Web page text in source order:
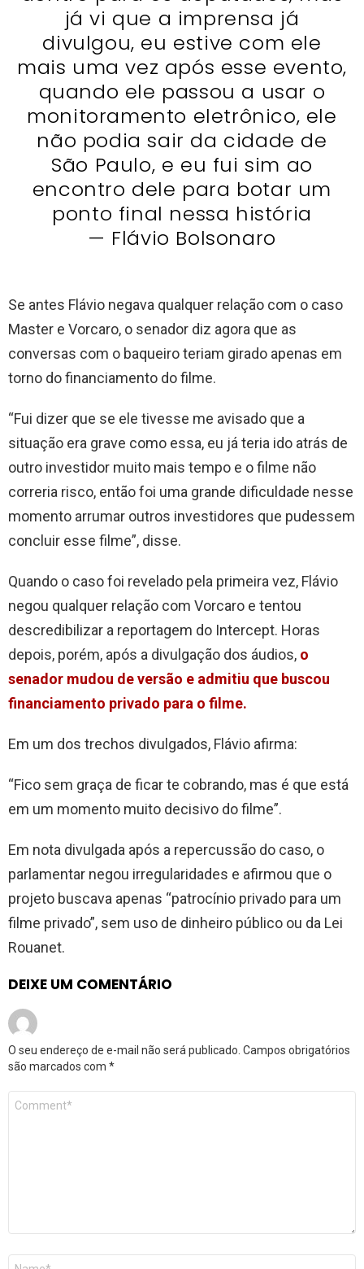
já vi que a imprensa já
divulgou, eu estive com ele
mais uma vez após esse evento,
quando ele passou a usar o
monitoramento eletrônico, ele
não podia sair da cidade de
São Paulo, e eu fui sim ao
encontro dele para botar um
ponto final nessa história
— Flávio Bolsonaro
Se antes Flávio negava qualquer relação com o caso
Master e Vorcaro, o senador diz agora que as
conversas com o baqueiro teriam girado apenas em
torno do financiamento do filme.
“Fui dizer que se ele tivesse me avisado que a
situação era grave como essa, eu já teria ido atrás de
outro investidor muito mais tempo e o filme não
correria risco, então foi uma grande dificuldade nesse
momento arrumar outros investidores que pudessem
concluir esse filme”, disse.
Quando o caso foi revelado pela primeira vez, Flávio
negou qualquer relação com Vorcaro e tentou
descredibilizar a reportagem do Intercept. Horas
depois, porém, após a divulgação dos áudios, o
senador mudou de versão e admitiu que buscou
financiamento privado para o filme.
Em um dos trechos divulgados, Flávio afirma:
“Fico sem graça de ficar te cobrando, mas é que está
em um momento muito decisivo do filme”.
Em nota divulgada após a repercussão do caso, o
parlamentar negou irregularidades e afirmou que o
projeto buscava apenas “patrocínio privado para um
filme privado”, sem uso de dinheiro público ou da Lei
Rouanet.
DEIXE UM COMENTÁRIO
O seu endereço de e-mail não será publicado. Campos obrigatórios
são marcados com *
Comentário
Nome